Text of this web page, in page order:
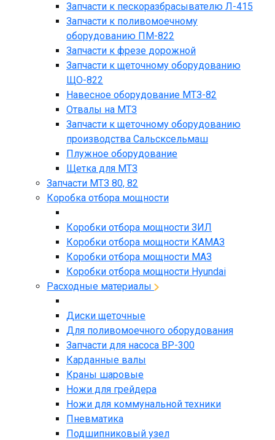
Запчасти к пескоразбрасывателю Л-415
Запчасти к поливомоечному
оборудованию ПМ-822
Запчасти к фрезе дорожной
Запчасти к щеточному оборудованию
ЩО-822
Навесное оборудование МТЗ-82
Отвалы на МТЗ
Запчасти к щеточному оборудованию
производства Сальсксельмаш
Плужное оборудование
Щетка для МТЗ
Запчасти МТЗ 80, 82
Коробка отбора мощности
Коробки отбора мощности ЗИЛ
Коробки отбора мощности КАМАЗ
Коробки отбора мощности МАЗ
Коробки отбора мощности Hyundai
Расходные материалы
Диски щеточные
Для поливомоечного оборудования
Запчасти для насоса BP-300
Карданные валы
Краны шаровые
Ножи для грейдера
Ножи для коммунальной техники
Пневматика
Подшипниковый узел